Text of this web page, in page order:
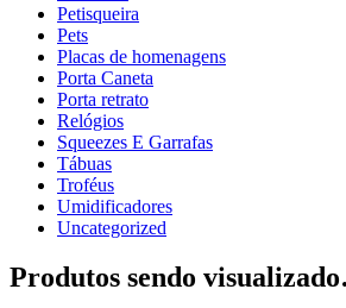
Petisqueira
Pets
Placas de homenagens
Porta Caneta
Porta retrato
Relógios
Squeezes E Garrafas
Tábuas
Troféus
Umidificadores
Uncategorized
Produtos sendo